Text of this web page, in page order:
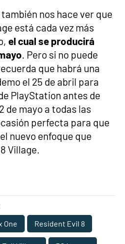
nos hace ver que
está cada vez más
el cual se producirá
. Pero si no puede
que habrá una
el 25 de abril para
PlayStation antes de
de mayo a todas las
perfecta para que
nuevo enfoque que
Village.
One Resident Evil 8